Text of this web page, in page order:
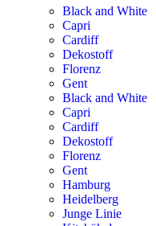
Black and White
Capri
Cardiff
Dekostoff
Florenz
Gent
Black and White
Capri
Cardiff
Dekostoff
Florenz
Gent
Hamburg
Heidelberg
Junge Linie